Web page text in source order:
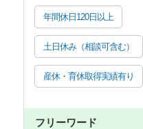
年間休日120日以上
土日休み（相談可含む）
産休・育休取得実績有り
フリーワード